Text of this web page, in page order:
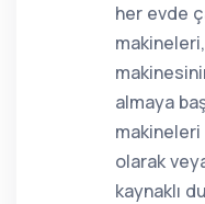
her evde
almaya
makineleri
olarak
kaynaklı